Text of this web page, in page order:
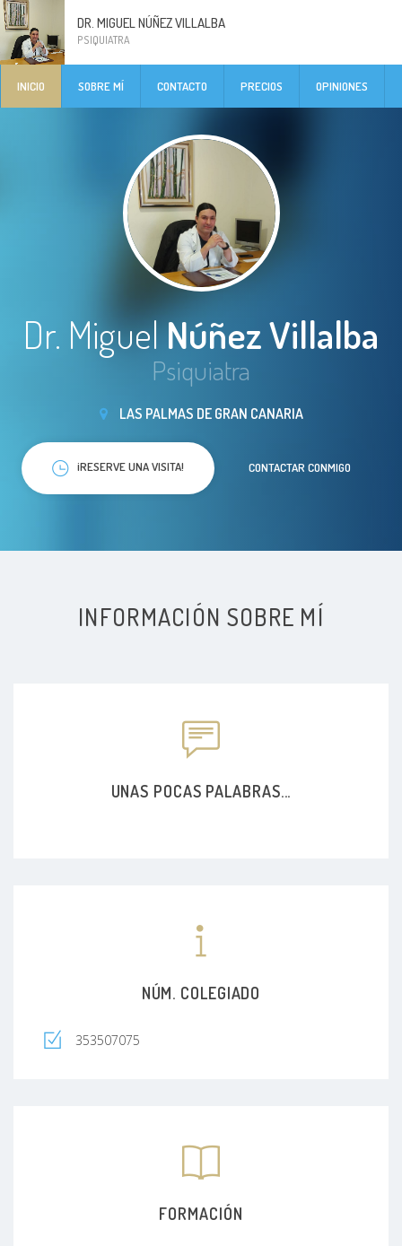
DR. MIGUEL NÚÑEZ VILLALBA
PSIQUIATRA
INICIO SOBRE MÍ CONTACTO PRECIOS OPINIONES
Dr. MiguelNúñez Villalba
Psiquiatra
LAS PALMAS DE GRAN CANARIA
¡RESERVE UNA VISITA! CONTACTAR CONMIGO
INFORMACIÓN SOBRE MÍ
UNAS POCAS PALABRAS...
NÚM. COLEGIADO
353507075
FORMACIÓN